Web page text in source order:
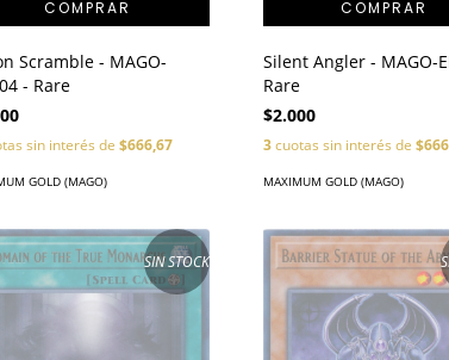
Scramble - MAGO-
- Rare
sin interés de $666,67
GOLD (MAGO)
Silent Angler - MAGO-
Rare
$2.000
3cuotas sin interés de
MAXIMUM GOLD (MAGO)
SIN STOCK